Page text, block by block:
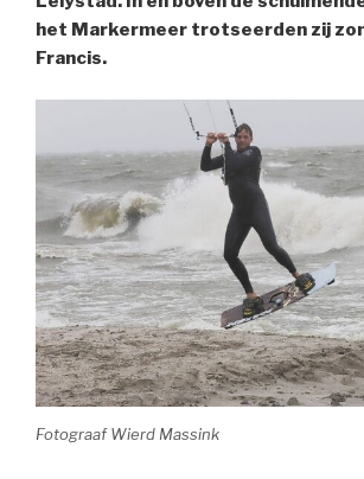
het Markermeer trotseerden zij
Francis.
Fotograaf Wierd Massink